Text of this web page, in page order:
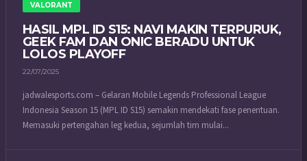
VALORANT
HASIL MPL ID S15: NAVI MAKIN TERPURUK,
GEEK FAM DAN ONIC BERADU UNTUK
LOLOS PLAYOFF
22/07/2025
jadwalesports.com – Gelaran Mobile Legends Professional League
Indonesia Season 15 (MPL ID S15) semakin mendekati fase penentuan.
Memasuki pertengahan leg kedua, sejumlah tim mulai...